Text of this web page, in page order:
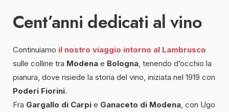
Cent’anni dedicati al vino
Continuiamo il nostro viaggio intorno al Lambrusco
sulle colline tra Modena e Bologna , tenendo d’occhio la
pianura, dove risiede la storia del vino, iniziata nel 1919 con
Poderi Fiorini.
Fra Gargallo di Carpi e Ganaceto di Modena , con Ugo